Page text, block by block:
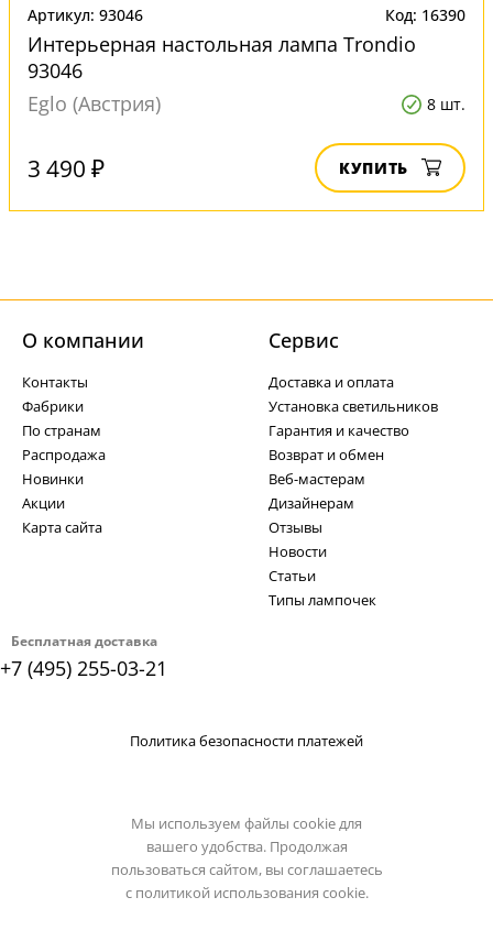
Артикул: 93046 Код: 16390
Интерьерная настольная лампа Trondio
93046
Eglo (Австрия)
8 шт.
3 490 ₽ КУПИТЬ
Бесплатная доставка
+7 (495) 255-03-21
О компании
Контакты
Фабрики
По странам
Распродажа
Новинки
Акции
Карта сайта
Cервис
Доставка и оплата
Установка светильников
Гарантия и качество
Возврат и обмен
Веб-мастерам
Дизайнерам
Отзывы
Новости
Статьи
Типы лампочек
Политика безопасности платежей
Мы используем файлы cookie для
вашего удобства. Продолжая
пользоваться сайтом, вы соглашаетесь
с политикой использования cookie.